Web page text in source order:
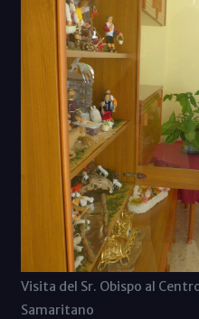
Visita del Sr. Obispo al
Samaritano